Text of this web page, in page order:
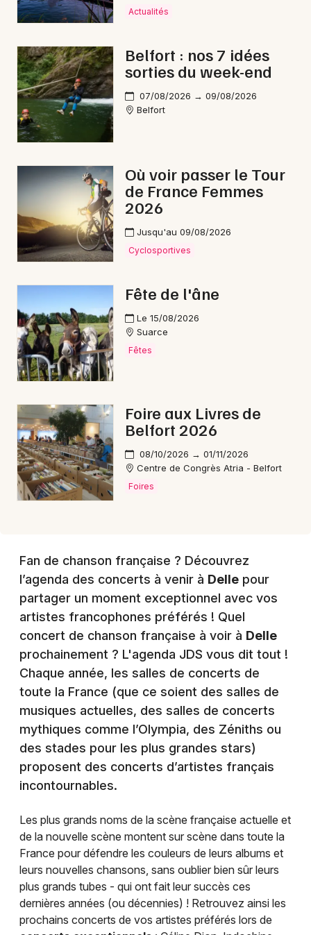
Chanson française en Bourgogne-Franche-
Newsletter des sorties
Actus à Delle
Magazine à Delle
90 - Territoire de Belfort
Choisir mes départements
Mon email
Je m'abonne
Actualités
Belfort : nos 7 idées
sorties du week-end
07/08/2026 → 09/08/2026
Belfort
Où voir passer le Tour
de France Femmes
2026
Jusqu'au 09/08/2026
Cyclosportives
Fête de l'âne
Le 15/08/2026
Suarce
Fêtes
Foire aux Livres de
Belfort 2026
08/10/2026 → 01/11/2026
Centre de Congrès Atria - Belfort
Foires
Fan de chanson française ? Découvrez
l’agenda des concerts à venir à Delle pour
partager un moment exceptionnel avec vos
artistes francophones préférés ! Quel
concert de chanson française à voir à Delle
prochainement ? L'agenda JDS vous dit tout !
Chaque année, les salles de concerts de
toute la France (que ce soient des salles de
musiques actuelles, des salles de concerts
mythiques comme l’Olympia, des Zéniths ou
des stades pour les plus grandes stars)
proposent des concerts d’artistes français
incontournables.
Les plus grands noms de la scène française actuelle et
de la nouvelle scène montent sur scène dans toute la
France pour défendre les couleurs de leurs albums et
leurs nouvelles chansons, sans oublier bien sûr leurs
plus grands tubes - qui ont fait leur succès ces
dernières années (ou décennies) ! Retrouvez ainsi les
prochains concerts de vos artistes préférés lors de